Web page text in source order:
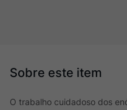
O trabalho cuidadoso dos